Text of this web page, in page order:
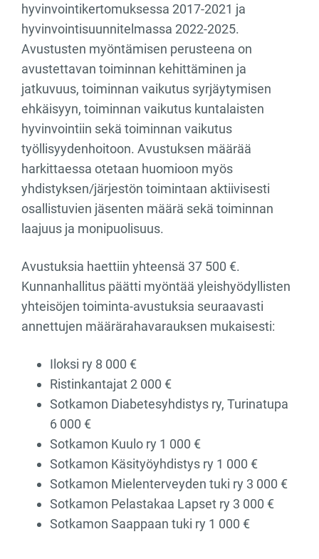
hyvinvointikertomuksessa 2017-2021 ja
hyvinvointisuunnitelmassa 2022-2025.
Avustusten myöntämisen perusteena on
avustettavan toiminnan kehittäminen ja
jatkuvuus, toiminnan vaikutus syrjäytymisen
ehkäisyyn, toiminnan vaikutus kuntalaisten
hyvinvointiin sekä toiminnan vaikutus
työllisyydenhoitoon. Avustuksen määrää
harkittaessa otetaan huomioon myös
yhdistyksen/järjestön toimintaan aktiivisesti
osallistuvien jäsenten määrä sekä toiminnan
laajuus ja monipuolisuus.
Avustuksia haettiin yhteensä 37 500 €.
Kunnanhallitus päätti myöntää yleishyödyllisten
yhteisöjen toiminta-avustuksia seuraavasti
annettujen määrärahavarauksen mukaisesti:
Iloksi ry 8 000 €
Ristinkantajat 2 000 €
Sotkamon Diabetesyhdistys ry, Turinatupa
6 000 €
Sotkamon Kuulo ry 1 000 €
Sotkamon Käsityöyhdistys ry 1 000 €
Sotkamon Mielenterveyden tuki ry 3 000 €
Sotkamon Pelastakaa Lapset ry 3 000 €
Sotkamon Saappaan tuki ry 1 000 €